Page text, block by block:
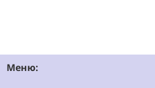
Меню: